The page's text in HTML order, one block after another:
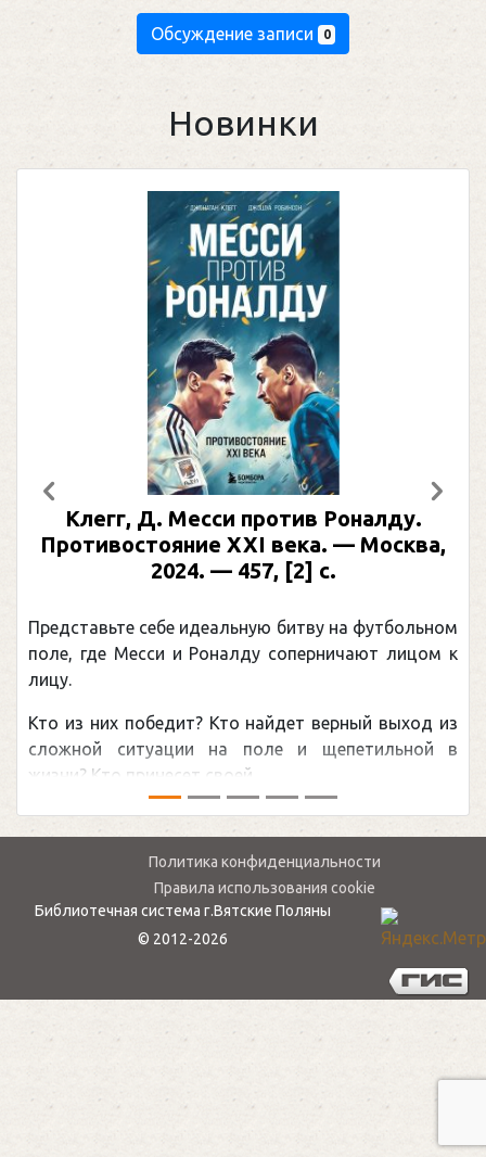
Обсуждение записи 0
Новинки
Клегг, Д. Месси против Роналду.
Противостояние XXI века. — Москва,
2024. — 457, [2] с.
Представьте себе идеальную битву на футбольном
поле, где Месси и Роналду соперничают лицом к
лицу.
Кто из них победит? Кто найдет верный выход из
сложной ситуации на поле и щепетильной в
жизни? Кто принесет своей ...
Предыдущий
Политика конфиденциальности
Правила использования cookie
Библиотечная система г.Вятские Поляны
© 2012-2026